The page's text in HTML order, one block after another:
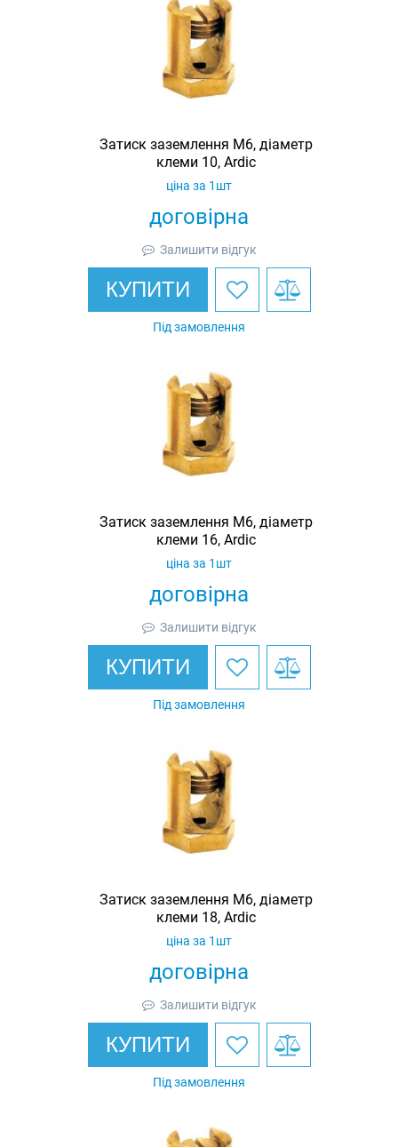
Затиск заземлення M6, діаметр
клеми 10, Ardic
договірна
ціна за 1шт
Залишити відгук
КУПИТИ
Під замовлення
Затиск заземлення M6, діаметр
клеми 16, Ardic
договірна
ціна за 1шт
Залишити відгук
КУПИТИ
Під замовлення
Затиск заземлення M6, діаметр
клеми 18, Ardic
договірна
ціна за 1шт
Залишити відгук
КУПИТИ
Під замовлення